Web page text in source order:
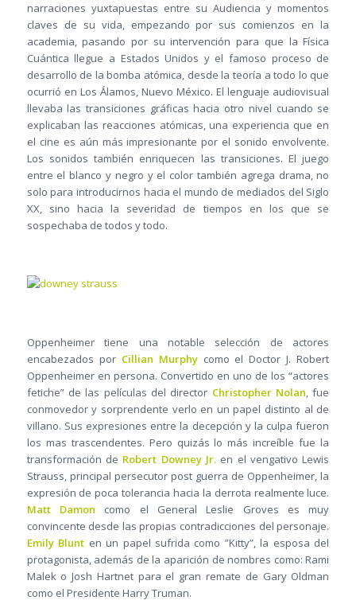
narraciones yuxtapuestas entre su Audiencia y momentos
claves de su vida, empezando por sus comienzos en la
academia, pasando por su intervención para que la Física
Cuántica llegue a Estados Unidos y el famoso proceso de
desarrollo de la bomba atómica, desde la teoría a todo lo que
ocurrió en Los Álamos, Nuevo México. El lenguaje audiovisual
llevaba las transiciones gráficas hacia otro nivel cuando se
explicaban las reacciones atómicas, una experiencia que en
el cine es aún más impresionante por el sonido envolvente.
Los sonidos también enriquecen las transiciones. El juego
entre el blanco y negro y el color también agrega drama, no
solo para introducirnos hacia el mundo de mediados del Siglo
XX, sino hacia la severidad de tiempos en los que se
sospechaba de todos y todo.
Oppenheimer tiene una notable selección de actores
encabezados por Cillian Murphycomo el Doctor J. Robert
Oppenheimer en persona. Convertido en uno de los “actores
fetiche” de las películas del director Christopher Nolan, fue
conmovedor y sorprendente verlo en un papel distinto al de
villano. Sus expresiones entre la decepción y la culpa fueron
los mas trascendentes. Pero quizás lo más increíble fue la
transformación de Robert Downey Jr. en el vengativo Lewis
Strauss, principal persecutor post guerra de Oppenheimer, la
expresión de poca tolerancia hacia la derrota realmente luce.
Matt Damon como el General Leslie Groves es muy
convincente desde las propias contradicciones del personaje.
Emily Blunt en un papel sufrida como ”Kitty”, la esposa del
protagonista, además de la aparición de nombres como: Rami
Malek o Josh Hartnet para el gran remate de Gary Oldman
como el Presidente Harry Truman.